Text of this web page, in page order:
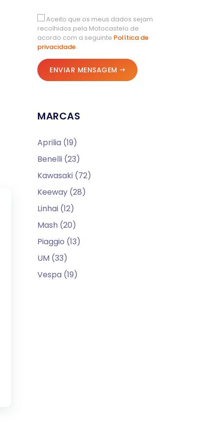
Aceito que os meus dados sejam
recolhidos pela Motocastelo de
acordo com a seguinte Política de
privacidade.
ENVIAR MENSAGEM
MARCAS
Aprilia (19)
Benelli (23)
Kawasaki (72)
Keeway (28)
Linhai (12)
Mash (20)
Piaggio (13)
UM (33)
Vespa (19)